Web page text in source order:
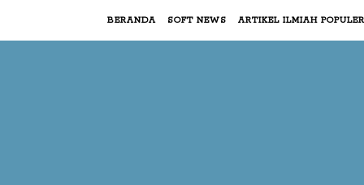
BERANDA SOFT NEWS ARTIKEL ILMIAH POPULER